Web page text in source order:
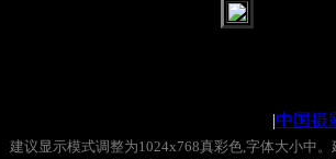
|中国摄
建议显示模式调整为1024x768真彩色,字体大小中。